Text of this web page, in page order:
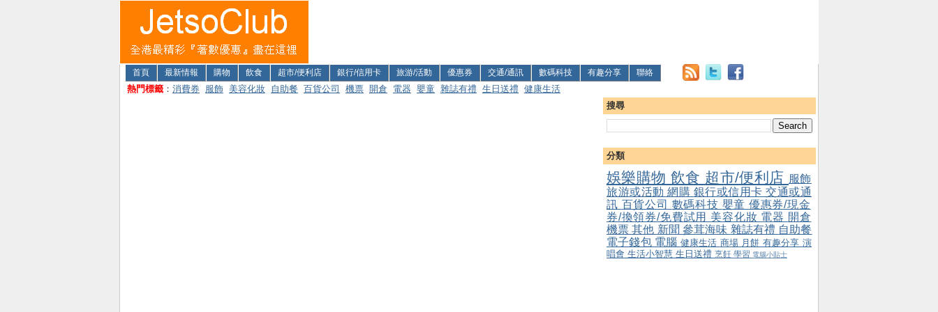
首頁 最新情報 購物 飲食 超市/便利店 銀行/信用卡 旅游/活動 優惠券 交通/通訊 數碼科技 有趣分享 聯絡
熱門標籤 ： 消費券 服飾 美容化妝 自助餐 百貨公司 機票 開倉 電器 嬰童 雜誌有禮 生日送禮 健康生活
搜尋
分類
娛樂購物 飲食 超市/便利店 服飾
旅游或活動 網購 銀行或信用卡 交通或通
訊 百貨公司 數碼科技 嬰童 優惠券/現金
券/換領券/免費試用 美容化妝 電器 開倉
機票其他 新聞參茸海味 雜誌有禮 自助餐
電子錢包 電腦 健康生活 商場 月餅 有趣分享 演
唱會 生活小智慧 生日送禮 烹飪 學習 電腦小貼士